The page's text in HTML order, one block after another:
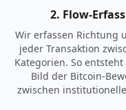
2. Flow-
Wir erfassen Richtung
jeder Transaktion
Kategorien. So
Bild der Bitcoin-
zwischen